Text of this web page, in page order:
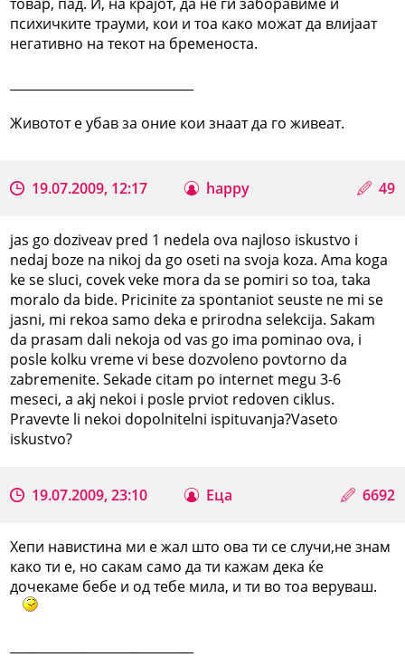
психичките трауми, кои и тоа како можат да влијаат
негативно на текот на бременоста.
Животот е убав за оние кои знаат да го живеат.
19.07.2009, 12:17 happy 49
jas go doziveav pred 1 nedela ova najloso iskustvo i
nedaj boze na nikoj da go oseti na svoja koza. Ama koga
ke se sluci, covek veke mora da se pomiri so toa, taka
moralo da bide. Pricinite za spontaniot seuste ne mi se
jasni, mi rekoa samo deka e prirodna selekcija. Sakam
da prasam dali nekoja od vas go ima pominao ova, i
posle kolku vreme vi bese dozvoleno povtorno da
zabremenite. Sekade citam po internet megu 3-6
meseci, a akj nekoi i posle prviot redoven ciklus.
Pravevte li nekoi dopolnitelni ispituvanja?Vaseto
iskustvo?
19.07.2009, 23:10 Еца 6692
Хепи навистина ми е жал што ова ти се случи,не знам
како ти е, но сакам само да ти кажам дека ќе
дочекаме бебе и од тебе мила, и ти во тоа веруваш.